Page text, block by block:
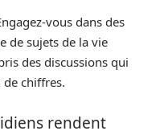
vous dans des
de sujets de la vie
des discussions qui
de chiffres.
rendent